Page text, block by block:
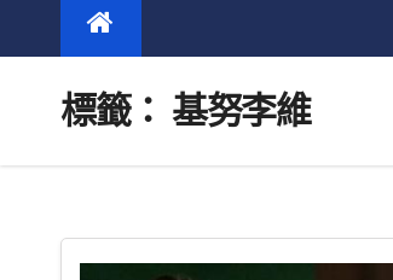
標籤： 基努李維